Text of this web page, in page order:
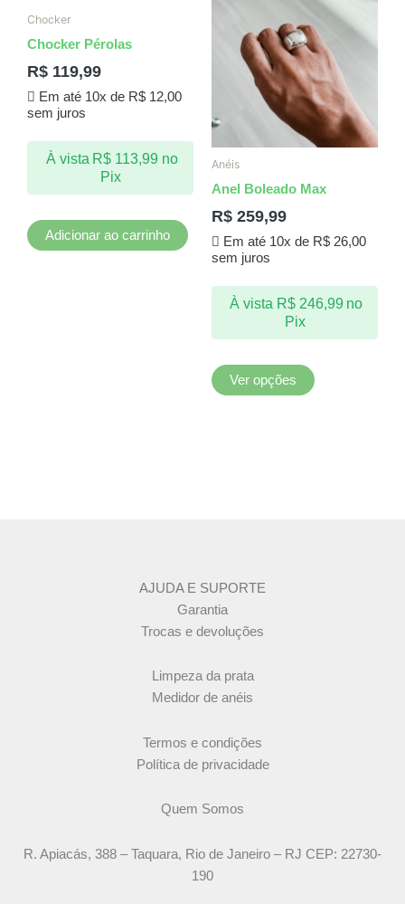
Chocker
Chocker Pérolas
R$ 119,99
Em até 10x de R$12,00
sem juros
À vista R$ 113,99 no
Pix
Adicionar ao carrinho
Anéis
Anel Boleado Max
R$ 259,99
Em até 10x de R$26,00
sem juros
À vista R$246,99 no
Pix
Ver opções
produto
tem
várias
variantes.
As
opções
podem
escolhidas
do
AJUDA E SUPORTE
Garantia
Trocas e devoluções
Limpeza da prata
Medidor de anéis
Termos e condições
Política de privacidade
Quem Somos
R. Apiacás, 388 – Taquara, Rio de Janeiro – RJ CEP: 22730-
190